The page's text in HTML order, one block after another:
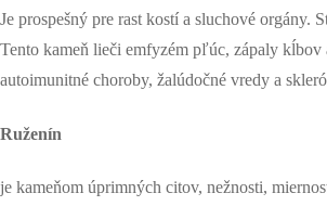
Je prospešný pre rast kostí a sluchové orgány.
Tento kameň lieči emfyzém pľúc, zápaly kĺbov
autoimunitné choroby, žalúdočné vredy a
Ruženín
je kameňom úprimných citov, nežnosti,